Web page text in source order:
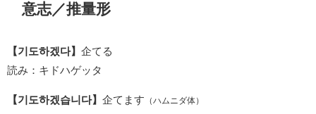
意志／推量形
【기도하겠다】 企てる
読み：キドハゲッタ
【기도하겠습니다】 企てます （ハムニダ体）